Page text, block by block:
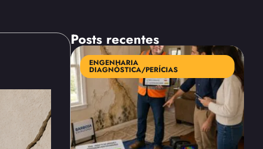
Posts recentes
ENGENHARIA
DIAGNÓSTICA/PERÍCIAS